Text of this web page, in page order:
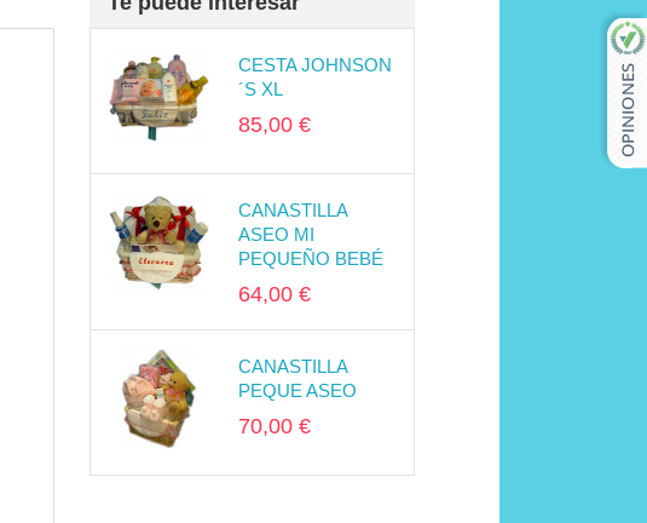
CESTA JOHNSON
´S XL
85,00 €
CANASTILLA
ASEO MI
PEQUEÑO BEBÉ
64,00 €
CANASTILLA
PEQUE ASEO
70,00 €